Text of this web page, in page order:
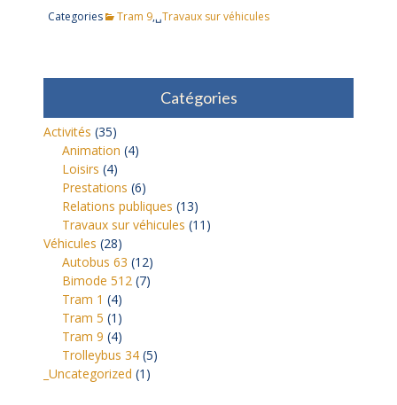
Categories Tram 9,␣Travaux sur véhicules
Catégories
Activités (35)
Animation (4)
Loisirs (4)
Prestations (6)
Relations publiques (13)
Travaux sur véhicules (11)
Véhicules (28)
Autobus 63 (12)
Bimode 512 (7)
Tram 1 (4)
Tram 5 (1)
Tram 9 (4)
Trolleybus 34 (5)
_Uncategorized (1)